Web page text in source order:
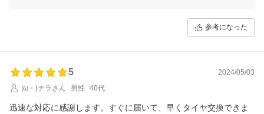
参考になった
5
2024/05/03
|ω・)チラさん
男性 40代
迅速な対応に感謝します。すぐに届いて、早くタイヤ交換できま